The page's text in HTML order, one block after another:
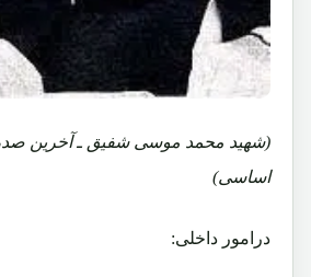
(شهید محمد موسی شفیق ـ آخرین
اساسی)
درامور داخلی: